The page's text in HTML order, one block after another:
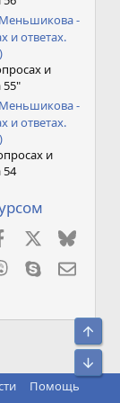
-
и ответах.
и
55"
-
и ответах.
и
54
Facebook
Viber Skype
Помощь